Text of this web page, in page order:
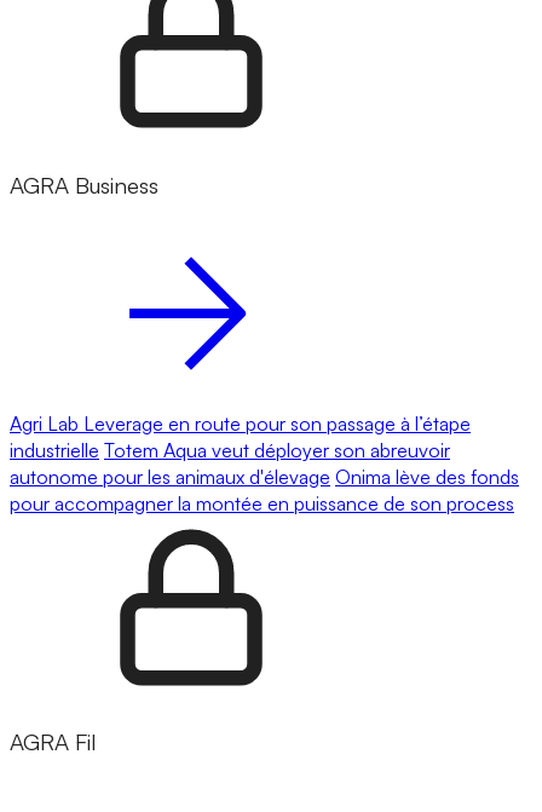
AGRA Business
Agri Lab Leverage en route pour son passage à l’étape
industrielle Totem Aqua veut déployer son abreuvoir
autonome pour les animaux d'élevage Onima lève des fonds
pour accompagner la montée en puissance de son process
AGRA Fil